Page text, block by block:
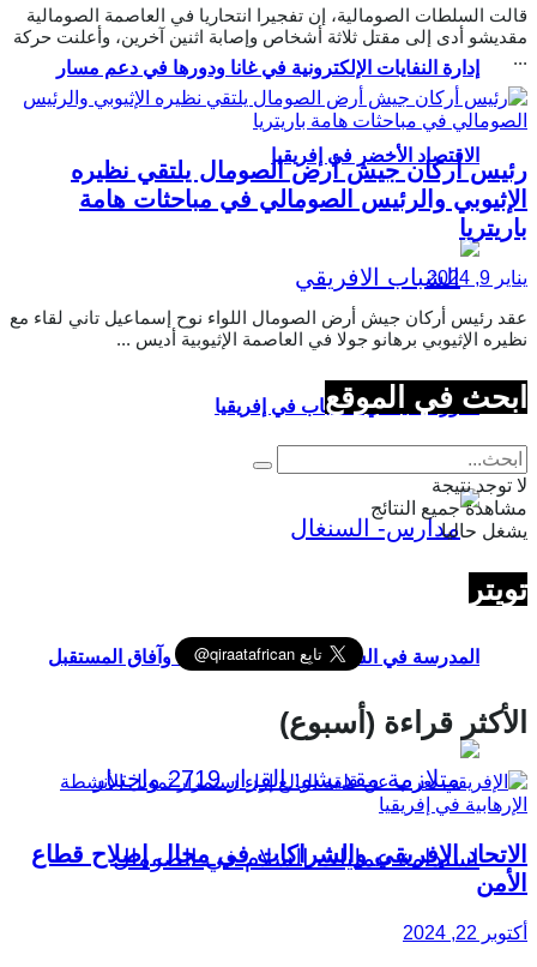
إدارة النفايات الإلكترونية في غانا ودورها في دعم مسار
الاقتصاد الأخضر في إفريقيا
الدور السياسي للشباب في إفريقيا
المدرسة في السنغال: الواقع والتحديات وآفاق المستقبل
قالت السلطات الصومالية، إن تفجيرا انتحاريا في العاصمة الصومالية
مقديشو أدى إلى مقتل ثلاثة أشخاص وإصابة اثنين آخرين، وأعلنت حركة
...
رئيس أركان جيش أرض الصومال يلتقي نظيره
الإثيوبي والرئيس الصومالي في مباحثات هامة
باريتريا
يناير 9, 2024
عقد رئيس أركان جيش أرض الصومال اللواء نوح إسماعيل تاني لقاء مع
نظيره الإثيوبي برهانو جولا في العاصمة الإثيوبية أديس ...
ابحث في الموقع
لا توجد نتيجة
مشاهدة جميع النتائج
يشغل حاليا
تويتر
الأكثر قراءة (أسبوع)
الاتحاد الإفريقي والشراكات في مجال إصلاح قطاع
الأمن
أكتوبر 22, 2024